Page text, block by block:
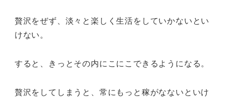
贅沢をぜず、淡々と楽しく生活をしていかないとい
けない。
すると、きっとその内にこにこできるようになる。
贅沢をしてしまうと、常にもっと稼がなないといけ